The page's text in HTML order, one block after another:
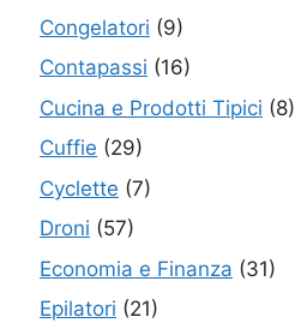
Congelatori (9)
Contapassi (16)
Cucina e Prodotti Tipici (8)
Cuffie (29)
Cyclette (7)
Droni (57)
Economia e Finanza (31)
Epilatori (21)